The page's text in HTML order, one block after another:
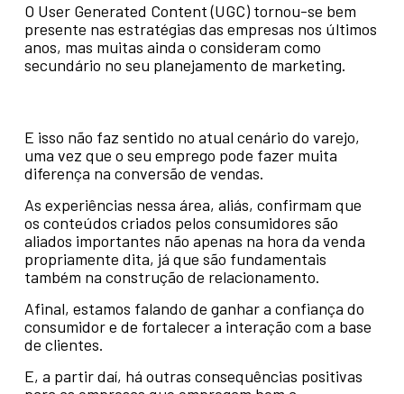
O User Generated Content (UGC) tornou-se bem
presente nas estratégias das empresas nos últimos
anos, mas muitas ainda o consideram como
secundário no seu planejamento de marketing.
E isso não faz sentido no atual cenário do varejo,
uma vez que o seu emprego pode fazer muita
diferença na conversão de vendas.
As experiências nessa área, aliás, confirmam que
os conteúdos criados pelos consumidores são
aliados importantes não apenas na hora da venda
propriamente dita, já que são fundamentais
também na construção de relacionamento.
Afinal, estamos falando de ganhar a confiança do
consumidor e de fortalecer a interação com a base
de clientes.
E, a partir daí, há outras consequências positivas